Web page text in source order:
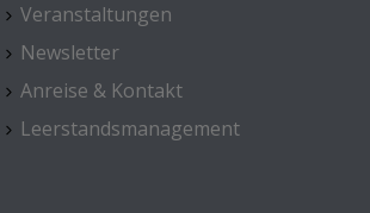
Veranstaltungen
Newsletter
Anreise & Kontakt
Leerstandsmanagement